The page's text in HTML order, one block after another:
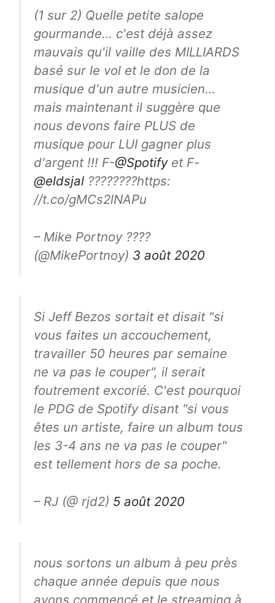
(1 sur 2) Quelle petite salope
gourmande… c'est déjà assez
mauvais qu'il vaille des MILLIARDS
basé sur le vol et le don de la
musique d'un autre musicien…
mais maintenant il suggère que
nous devons faire PLUS de
musique pour LUI gagner plus
d'argent !!! F-@Spotifyet F-
@eldsjal ????????https:
//t.co/gMCs2lNAPu
– Mike Portnoy ????
(@MikePortnoy) 3 août 2020
Si Jeff Bezos sortait et disait "si
vous faites un accouchement,
travailler 50 heures par semaine
ne va pas le couper", il serait
foutrement excorié. C'est pourquoi
le PDG de Spotify disant "si vous
êtes un artiste, faire un album tous
les 3-4 ans ne va pas le couper"
est tellement hors de sa poche.
– RJ (@ rjd2) 5 août 2020
nous sortons un album à peu près
chaque année depuis que nous
avons commencé et le streaming à